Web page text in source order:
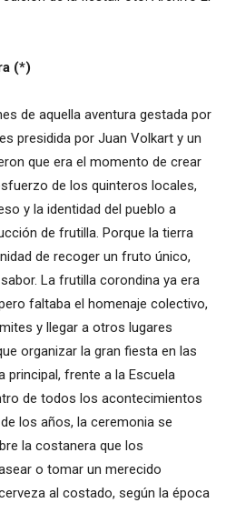
(*)
de aquella aventura gestada por
presidida por Juan Volkart y un
que era el momento de crear
de los quinteros locales,
y la identidad del pueblo a
de frutilla. Porque la tierra
de recoger un fruto único,
La frutilla corondina ya era
faltaba el homenaje colectivo,
y llegar a otros lugares
organizar la gran fiesta en las
principal, frente a la Escuela
de todos los acontecimientos
los años, la ceremonia se
la costanera que los
o tomar un merecido
al costado, según la época